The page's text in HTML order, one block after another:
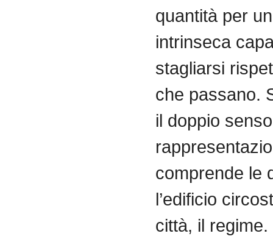
quantità per
intrinseca
stagliarsi
che passano.
il doppio senso
comprende le
l’edificio
città, il regime.